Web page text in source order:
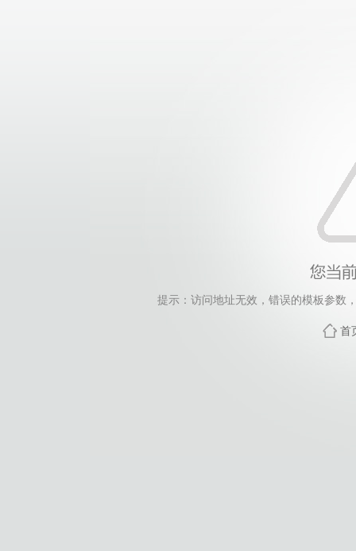
提示：访问地址无效，错误的模板参数
首